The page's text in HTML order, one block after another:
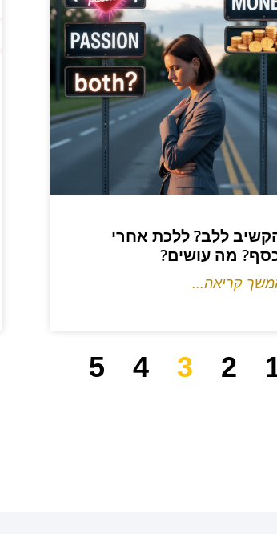
ללב? ללכת אחרי
מה עושים?
קריאה...
2
3
4
5